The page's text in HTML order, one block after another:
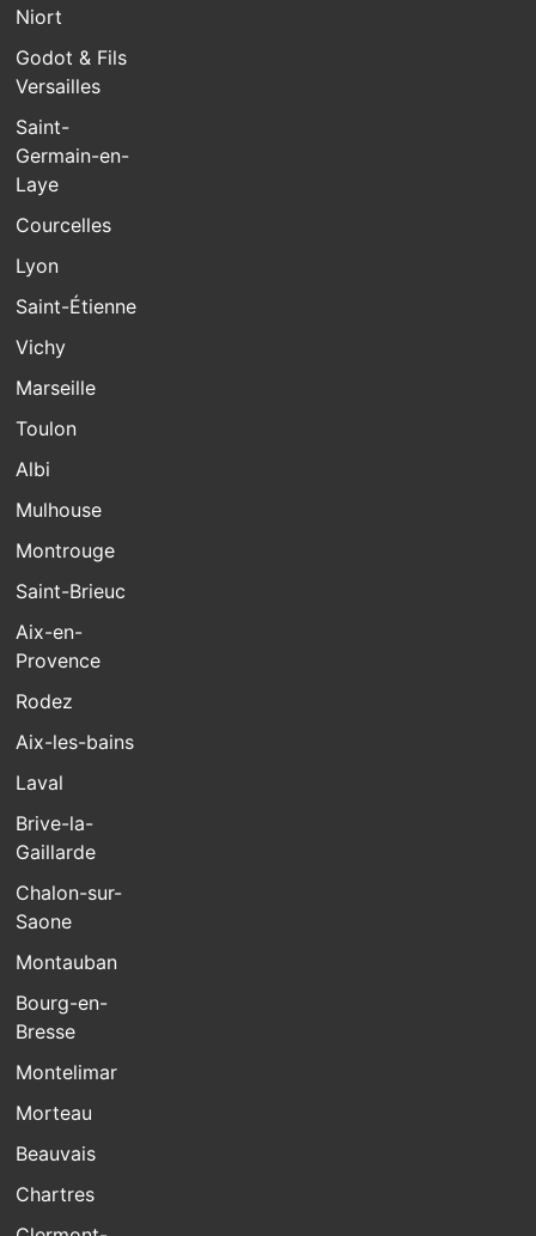
Niort
Godot & Fils
Versailles
Saint-
Germain-en-
Laye
Courcelles
Lyon
Saint-Étienne
Vichy
Marseille
Toulon
Albi
Mulhouse
Montrouge
Saint-Brieuc
Aix-en-
Provence
Rodez
Aix-les-bains
Laval
Brive-la-
Gaillarde
Chalon-sur-
Saone
Montauban
Bourg-en-
Bresse
Montelimar
Morteau
Beauvais
Chartres